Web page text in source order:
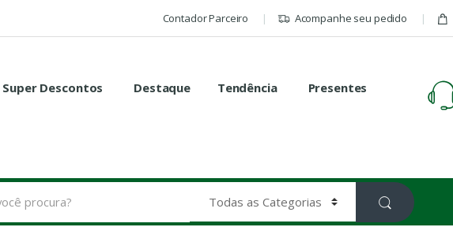
Contador Parceiro Acompanhe seu pedido
Super Descontos Destaque Tendência Presentes